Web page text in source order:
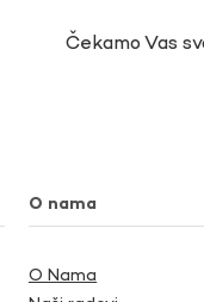
Čekamo Vas
O nama
O Nama